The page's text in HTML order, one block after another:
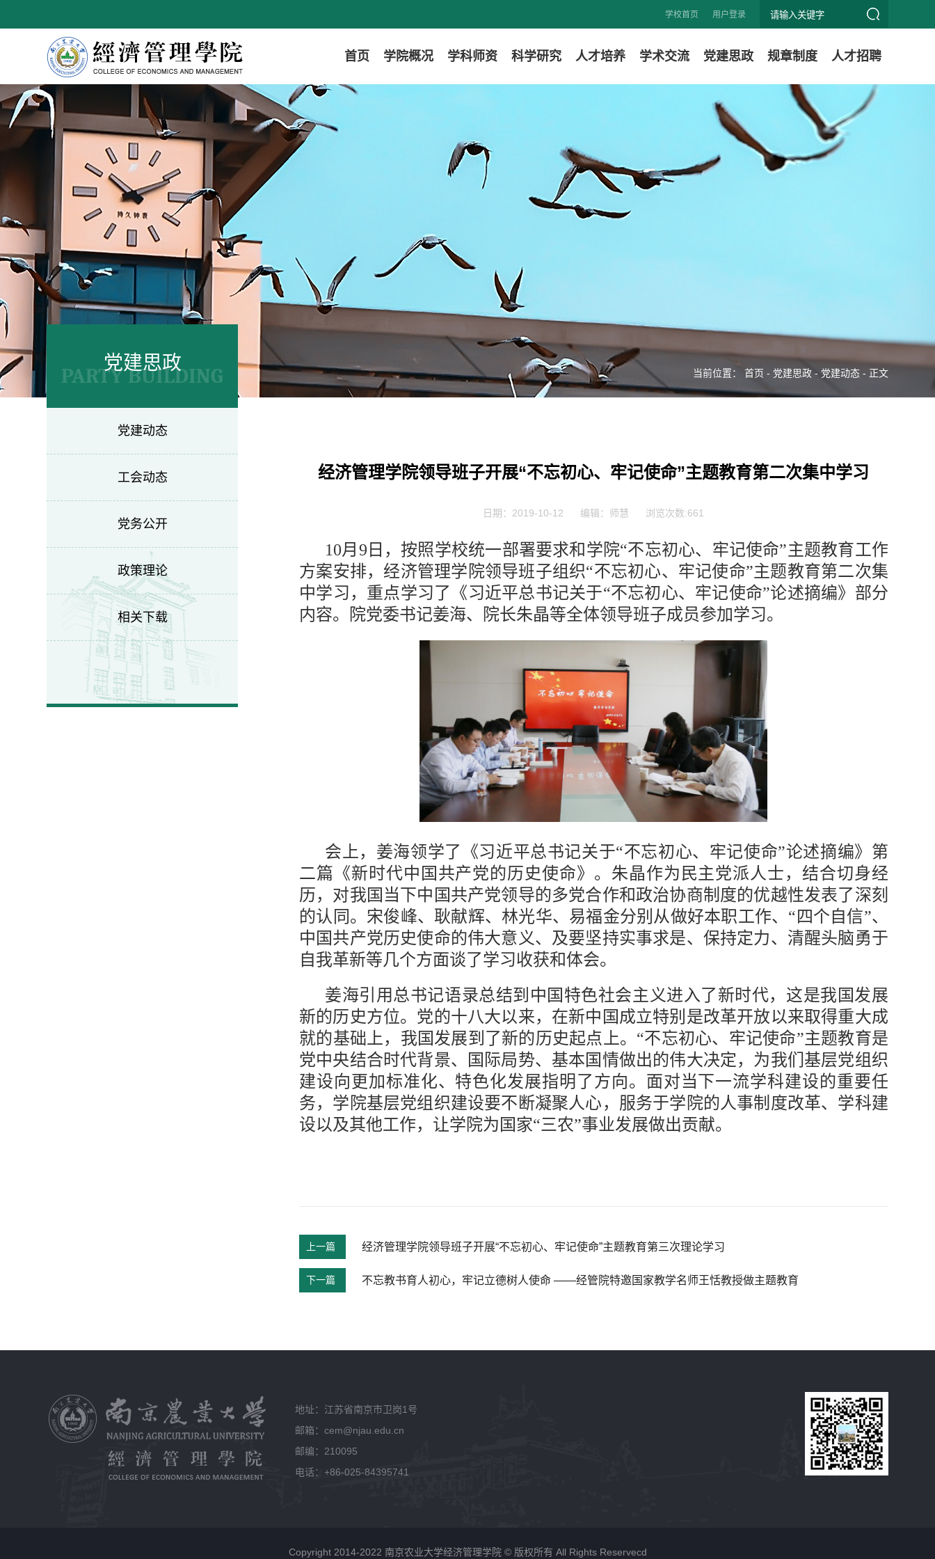
学校首页 用户登录
首页 学院概况 学科师资 科学研究 人才培养 学术交流 党建思政 规章制度 人才招聘
党建思政
PARTY BUILDING
党建动态
工会动态
党务公开
政策理论
相关下载
当前位置： 首页 - 党建思政- 党建动态- 正文
经济管理学院领导班子开展“不忘初心、牢记使命”主题教育第二次集中学习
日期：2019-10-12 编辑：师慧 浏览次数:661
10月9日，按照学校统一部署要求和学院“不忘初心、牢记使命”主题教育工作
方案安排，经济管理学院领导班子组织“不忘初心、牢记使命”主题教育第二次集
中学习，重点学习了《习近平总书记关于“不忘初心、牢记使命”论述摘编》部分
内容。院党委书记姜海、院长朱晶等全体领导班子成员参加学习。
会上，姜海领学了《习近平总书记关于“不忘初心、牢记使命”论述摘编》第
二篇《新时代中国共产党的历史使命》。朱晶作为民主党派人士，结合切身经
历，对我国当下中国共产党领导的多党合作和政治协商制度的优越性发表了深刻
的认同。宋俊峰、耿献辉、林光华、易福金分别从做好本职工作、“四个自信”、
中国共产党历史使命的伟大意义、及要坚持实事求是、保持定力、清醒头脑勇于
自我革新等几个方面谈了学习收获和体会。
姜海引用总书记语录总结到中国特色社会主义进入了新时代，这是我国发展
新的历史方位。党的十八大以来，在新中国成立特别是改革开放以来取得重大成
就的基础上，我国发展到了新的历史起点上。“不忘初心、牢记使命”主题教育是
党中央结合时代背景、国际局势、基本国情做出的伟大决定，为我们基层党组织
建设向更加标准化、特色化发展指明了方向。面对当下一流学科建设的重要任
务，学院基层党组织建设要不断凝聚人心，服务于学院的人事制度改革、学科建
设以及其他工作，让学院为国家“三农”事业发展做出贡献。
上一篇 经济管理学院领导班子开展“不忘初心、牢记使命”主题教育第三次理论学习
下一篇 不忘教书育人初心，牢记立德树人使命 ——经管院特邀国家教学名师王恬教授做主题教育
地址：江苏省南京市卫岗1号
邮箱：cem@njau.edu.cn
邮编：210095
电话：+86-025-84395741
Copyright 2014-2022 南京农业大学经济管理学院 © 版权所有 All Rights Reservecd